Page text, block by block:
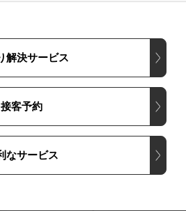
解決サービス
接客予約
なサービス